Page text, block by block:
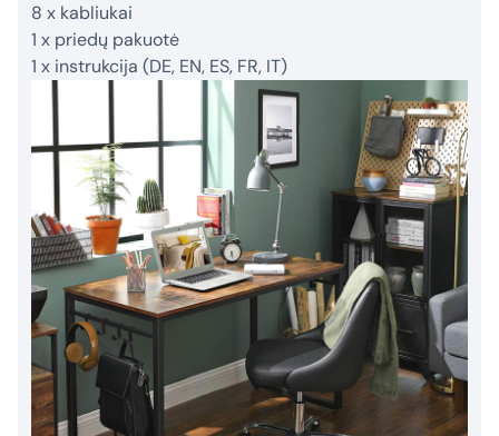
8 x kabliukai
1 x priedų pakuotė
1 x instrukcija (DE, EN, ES, FR, IT)